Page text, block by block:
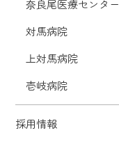
奈良尾医療センター
対馬病院
上対馬病院
壱岐病院
採用情報